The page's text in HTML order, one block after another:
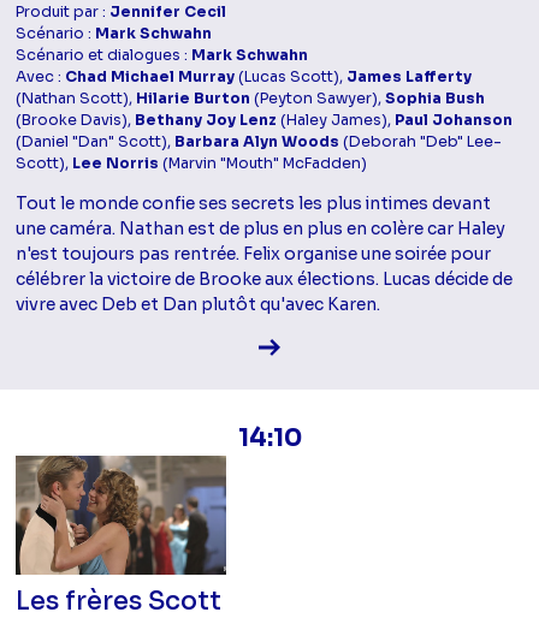
Produit par : Jennifer Cecil
Scénario : Mark Schwahn
Scénario et dialogues : Mark Schwahn
Avec : Chad Michael Murray(Lucas Scott), James Lafferty
(Nathan Scott), Hilarie Burton (Peyton Sawyer),Sophia Bush
(Brooke Davis), Bethany Joy Lenz (Haley James), Paul Johanson
(Daniel "Dan" Scott), Barbara Alyn Woods (Deborah "Deb" Lee-
Scott), Lee Norris (Marvin "Mouth" McFadden)
Tout le monde confie ses secrets les plus intimes devant
une caméra. Nathan est de plus en plus en colère car Haley
n'est toujours pas rentrée. Felix organise une soirée pour
célébrer la victoire de Brooke aux élections. Lucas décide de
vivre avec Deb et Dan plutôt qu'avec Karen.
Voir la fiche diffusion
14:10
Les frères Scott